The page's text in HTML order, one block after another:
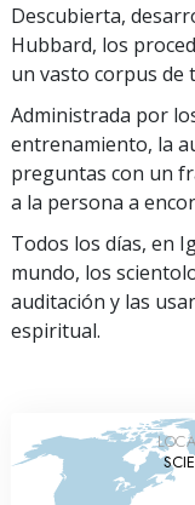
Descubierta,
Hubbard, los
un vasto corpus de
Administrada por
entrenamiento, la
preguntas con un
a la persona a
Todos los días, en
mundo, los
auditación y las
espiritual.